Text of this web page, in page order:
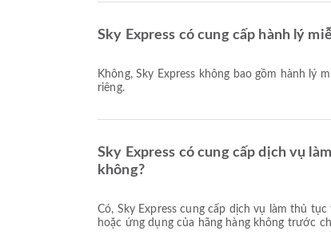
Sky Express có cung cấp hành lý
Không, Sky Express không bao gồm hành lý miễn phí cho các chuyến bay Nội địa & Quốc tế từ Sân bay quốc tế Athens đến Sân bay quốc tế Istanbul. Bạn cần mua hành lý
riêng.
Sky Express có cung cấp dịch vụ
không?
Có, Sky Express cung cấp dịch vụ làm thủ tục trực tuyến cho chuyến bay từ Sân bay quốc tế Athens đến Sân bay quốc tế Istanbul. Bạn có thể làm thủ tục qua trang web
hoặc ứng dụng của hãng hàng không trước